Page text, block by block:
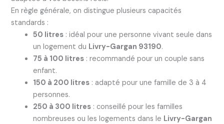
En règle générale, on distingue plusieurs capacités
standards :
50 litres: idéal pour une personne vivant seule dans
un logement du Livry-Gargan 93190.
75 à 100 litres: recommandé pour un couple sans
enfant.
150 à 200 litres: adapté pour une famille de 3 à 4
personnes.
250 à 300 litres: conseillé pour les familles
nombreuses ou les logements dans le Livry-Gargan